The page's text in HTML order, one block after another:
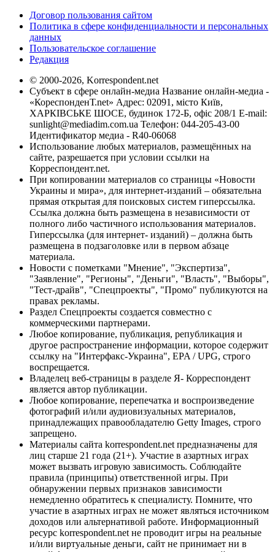
Договор пользования сайтом
Политика в сфере конфиденциальности и персональных
данных
Пользовательское соглашение
Редакция
© 2000-2026, Korrespondent.net
Субъект в сфере онлайн-медиа Название онлайн-медиа -
«КореспонденТ.net» Адрес: 02091, місто Київ,
ХАРКІВСЬКЕ ШОСЕ, будинок 172-Б, офіс 208/1 E-mail:
sunlight@mediadim.com.ua Телефон: 044-205-43-00
Идентификатор медиа - R40-06068
Использование любых материалов, размещённых на
сайте, разрешается при условии ссылки на
Корреспондент.net.
При копировании материалов со страницы «Новости
Украины и мира», для интернет-изданий – обязательна
прямая открытая для поисковых систем гиперссылка.
Ссылка должна быть размещена в независимости от
полного либо частичного использования материалов.
Гиперссылка (для интернет- изданий) – должна быть
размещена в подзаголовке или в первом абзаце
материала.
Новости с пометками "Мнение", "Экспертиза",
"Заявление", "Регионы", "Деньги", "Власть", "Выборы",
"Тест-драйв", "Спецпроекты", "Промо" публикуются на
правах рекламы.
Раздел Спецпроекты создается совместно с
коммерческими партнерами.
Любое копирование, публикация, републикация и
другое распространение информации, которое содержит
ссылку на "Интерфакс-Украина", EPA / UPG, строго
воспрещается.
Владелец веб-страницы в разделе Я- Корреспондент
является автор публикации.
Любое копирование, перепечатка и воспроизведение
фотографий и/или аудиовизуальных материалов,
принадлежащих правообладателю Getty Images, строго
запрещено.
Материалы сайта korrespondent.net предназначены для
лиц старше 21 года (21+). Участие в азартных играх
может вызвать игровую зависимость. Соблюдайте
правила (принципы) ответственной игры. При
обнаружении первых признаков зависимости
немедленно обратитесь к специалисту. Помните, что
участие в азартных играх не может являться источником
доходов или альтернативой работе. Информационный
ресурс korrespondent.net не проводит игры на реальные
и/или виртуальные деньги, сайт не принимает ни в